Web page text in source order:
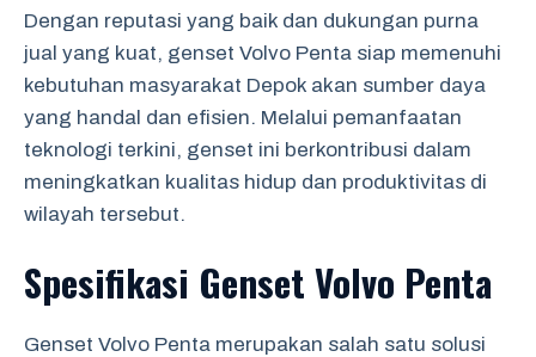
Dengan reputasi yang baik dan dukungan purna
jual yang kuat, genset Volvo Penta siap memenuhi
kebutuhan masyarakat Depok akan sumber daya
yang handal dan efisien. Melalui pemanfaatan
teknologi terkini, genset ini berkontribusi dalam
meningkatkan kualitas hidup dan produktivitas di
wilayah tersebut.
Spesifikasi Genset Volvo Penta
Genset Volvo Penta merupakan salah satu solusi